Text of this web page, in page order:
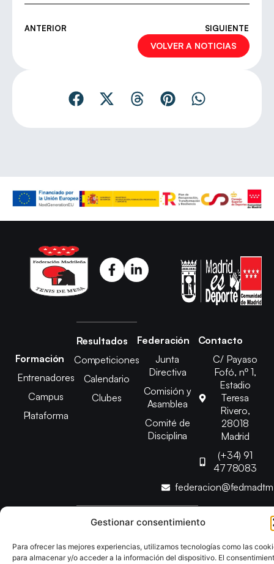
Gestionar consentimiento
Para ofrecer las mejores experiencias, utilizamos tecnologías como las
para almacenar y/o acceder a la información del dispositivo. El
ANTERIOR SIGUIENTE
VOLVER A NOTICIAS
Formación
Entrenadores
Campus
Plataforma
Resultados
Competiciones
Calendario
Clubes
Federación
Junta
Directiva
Comisión y
Asamblea
Comité de
Disciplina
Contacto
C/ Payaso
Fofó, nº 1,
Estadio
Teresa
Rivero,
28018
Madrid
(+34) 91
4778083
Copyright © 2025 Federación Madrileña de Tenis de Mesa |